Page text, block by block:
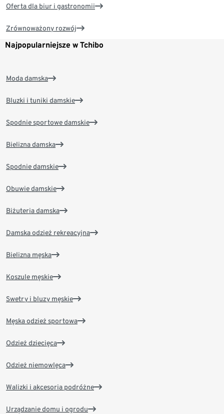
Oferta dla biur i gastronomii
Zrównoważony rozwój
Najpopularniejsze w Tchibo
Moda damska
Bluzki i tuniki damskie
Spodnie sportowe damskie
Bielizna damska
Spodnie damskie
Obuwie damskie
Biżuteria damska
Damska odzież rekreacyjna
Bielizna męska
Koszule męskie
Swetry i bluzy męskie
Męska odzież sportowa
Odzież dziecięca
Odzież niemowlęca
Walizki i akcesoria podróżne
Urządzanie domu i ogrodu